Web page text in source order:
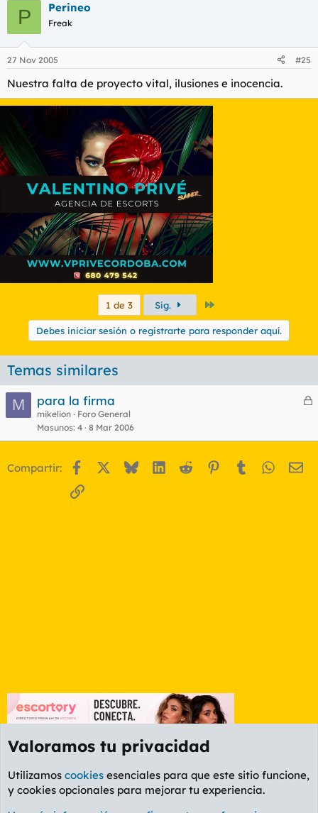
P Perineo
Freak
27 Nov 2005 #25
Nuestra falta de proyecto vital, ilusiones e inocencia.
1 de 3 Sig.
Debes iniciar sesión o registrarte para responder aquí.
Temas similares
M
C
r
para la firma
mikelion
Foro General
Masunos 4 8 Mar 2006
Compartir: Facebook BlueskyLinkedIn
Reddit Pinterest
Tumblr
Enlace
Foro General
Valoramos tu privacidad
Utilizamos cookies esenciales para que este sitio funcione,
y cookies opcionales para mejorar tu experiencia.